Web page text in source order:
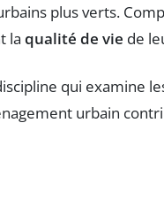
plus verts.
la qualité de vie de